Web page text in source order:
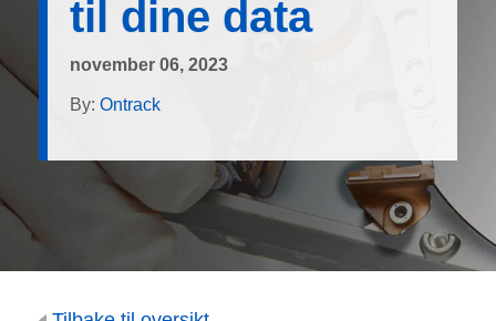
til dine data
november 06, 2023
By: Ontrack